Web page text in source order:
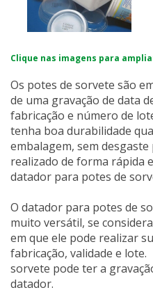
Clique nas imagens para
Os potes de sorvete são
de uma gravação de data
fabricação e número de
tenha boa durabilidade
embalagem, sem
realizado de forma rápida
datador para potes de
O datador para potes de
muito versátil, se
em que ele pode realizar
fabricação, validade e
sorvete pode ter a
datador.